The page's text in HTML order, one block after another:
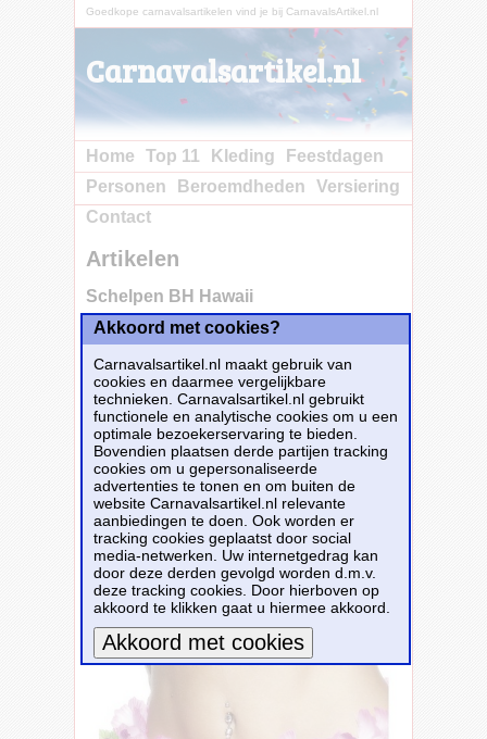
Goedkope carnavalsartikelen vind je bij CarnavalsArtikel.nl
Carnavalsartikel.nl
Home Top 11 Kleding
Feestdagen
Personen
Beroemdheden
Versiering
Contact
Artikelen
Schelpen BH Hawaii
Akkoord met cookies?
Carnavalsartikel.nl maakt gebruik van
cookies en daarmee vergelijkbare
technieken. Carnavalsartikel.nl gebruikt
functionele en analytische cookies om u een
optimale bezoekerservaring te bieden.
Bovendien plaatsen derde partijen tracking
cookies om u gepersonaliseerde
advertenties te tonen en om buiten de
website Carnavalsartikel.nl relevante
aanbiedingen te doen. Ook worden er
tracking cookies geplaatst door social
media-netwerken. Uw internetgedrag kan
door deze derden gevolgd worden d.m.v.
deze tracking cookies. Door hierboven op
akkoord te klikken gaat u hiermee akkoord.